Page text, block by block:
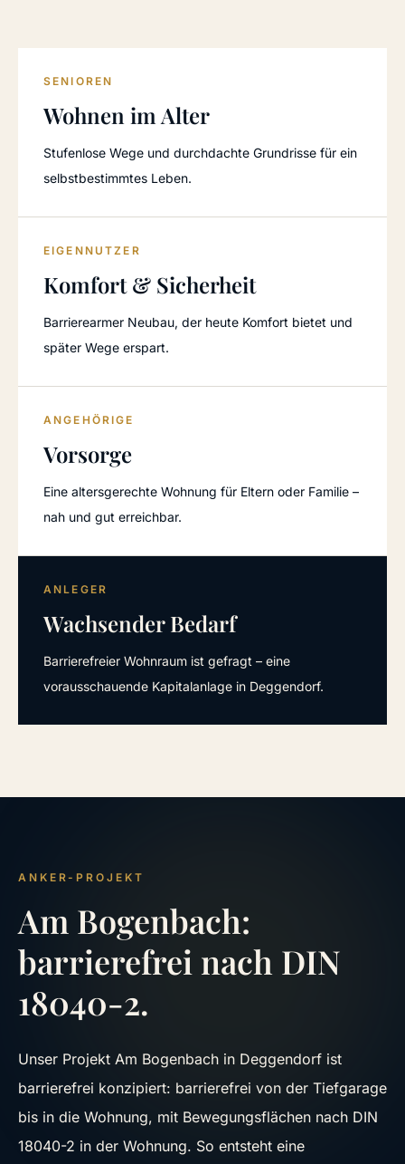
SENIOREN
Wohnen im Alter
Stufenlose Wege und durchdachte Grundrisse für ein
selbstbestimmtes Leben.
EIGENNUTZER
Komfort & Sicherheit
Barrierearmer Neubau, der heute Komfort bietet und
später Wege erspart.
ANGEHÖRIGE
Vorsorge
Eine altersgerechte Wohnung für Eltern oder Familie –
nah und gut erreichbar.
ANLEGER
Wachsender Bedarf
Barrierefreier Wohnraum ist gefragt – eine
vorausschauende Kapitalanlage in Deggendorf.
ANKER-PROJEKT
Am Bogenbach:
barrierefrei nach DIN
18040-2.
Unser Projekt Am Bogenbach in Deggendorf ist
barrierefrei konzipiert: barrierefrei von der Tiefgarage
bis in die Wohnung, mit Bewegungsflächen nach DIN
18040-2 in der Wohnung. So entsteht eine